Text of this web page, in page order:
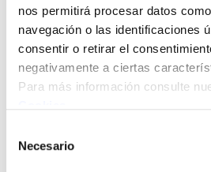
nos permitirá procesar datos
navegación o las identificaciones
consentir o retirar el
negativamente a ciertas
Para más información consulte
Necesario
Click&Collect - Recogida gratis
en nuestras tiendas